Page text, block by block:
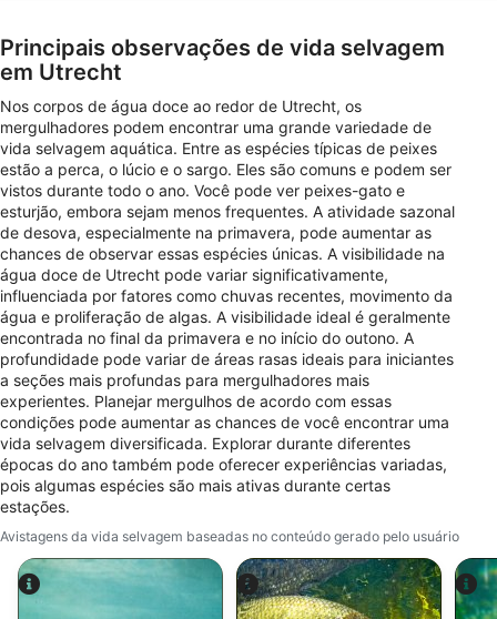
Principais observações de vida selvagem
em Utrecht
Nos corpos de água doce ao redor de Utrecht, os
mergulhadores podem encontrar uma grande variedade de
vida selvagem aquática. Entre as espécies típicas de peixes
estão a perca, o lúcio e o sargo. Eles são comuns e podem ser
vistos durante todo o ano. Você pode ver peixes-gato e
esturjão, embora sejam menos frequentes. A atividade sazonal
de desova, especialmente na primavera, pode aumentar as
chances de observar essas espécies únicas. A visibilidade na
água doce de Utrecht pode variar significativamente,
influenciada por fatores como chuvas recentes, movimento da
água e proliferação de algas. A visibilidade ideal é geralmente
encontrada no final da primavera e no início do outono. A
profundidade pode variar de áreas rasas ideais para iniciantes
a seções mais profundas para mergulhadores mais
experientes. Planejar mergulhos de acordo com essas
condições pode aumentar as chances de você encontrar uma
vida selvagem diversificada. Explorar durante diferentes
épocas do ano também pode oferecer experiências variadas,
pois algumas espécies são mais ativas durante certas
estações.
Avistagens da vida selvagem baseadas no conteúdo gerado pelo usuário
Desenvolver e melhorar os serviços
Usar dados limitados para selecionar
conteúdo
Recursos especiais do IAB:
Usar dados exatos de geolocalização
Identificar dispositivos com base nas
informações solicitadas ativamente
Finalidades de processamento não IAB:
Necessário
Desempenho
Funcional
Publicidade